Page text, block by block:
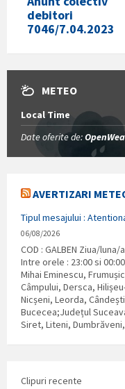
debitori
7046/7.04.2023
METEO
Local Time
Date oferite de:
AVERTIZARI
Tipul mesajului :
06/08/2026
COD : GALBEN Ziua/
Intre orele : 23:00 si
Mihai Eminescu,
Câmpului, Dersca,
Nicșeni, Leorda,
Bucecea;Județul
Siret, Liteni,
Clipuri recente